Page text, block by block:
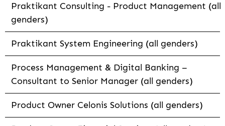
Praktikant Consulting - Product Management (all
genders)
Praktikant System Engineering (all genders)
Process Management & Digital Banking –
Consultant to Senior Manager (all genders)
Product Owner Celonis Solutions (all genders)